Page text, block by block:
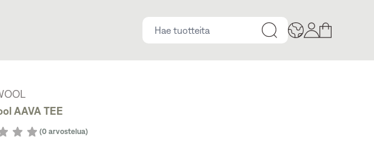
AAVA TEE
(0 arvostelua)